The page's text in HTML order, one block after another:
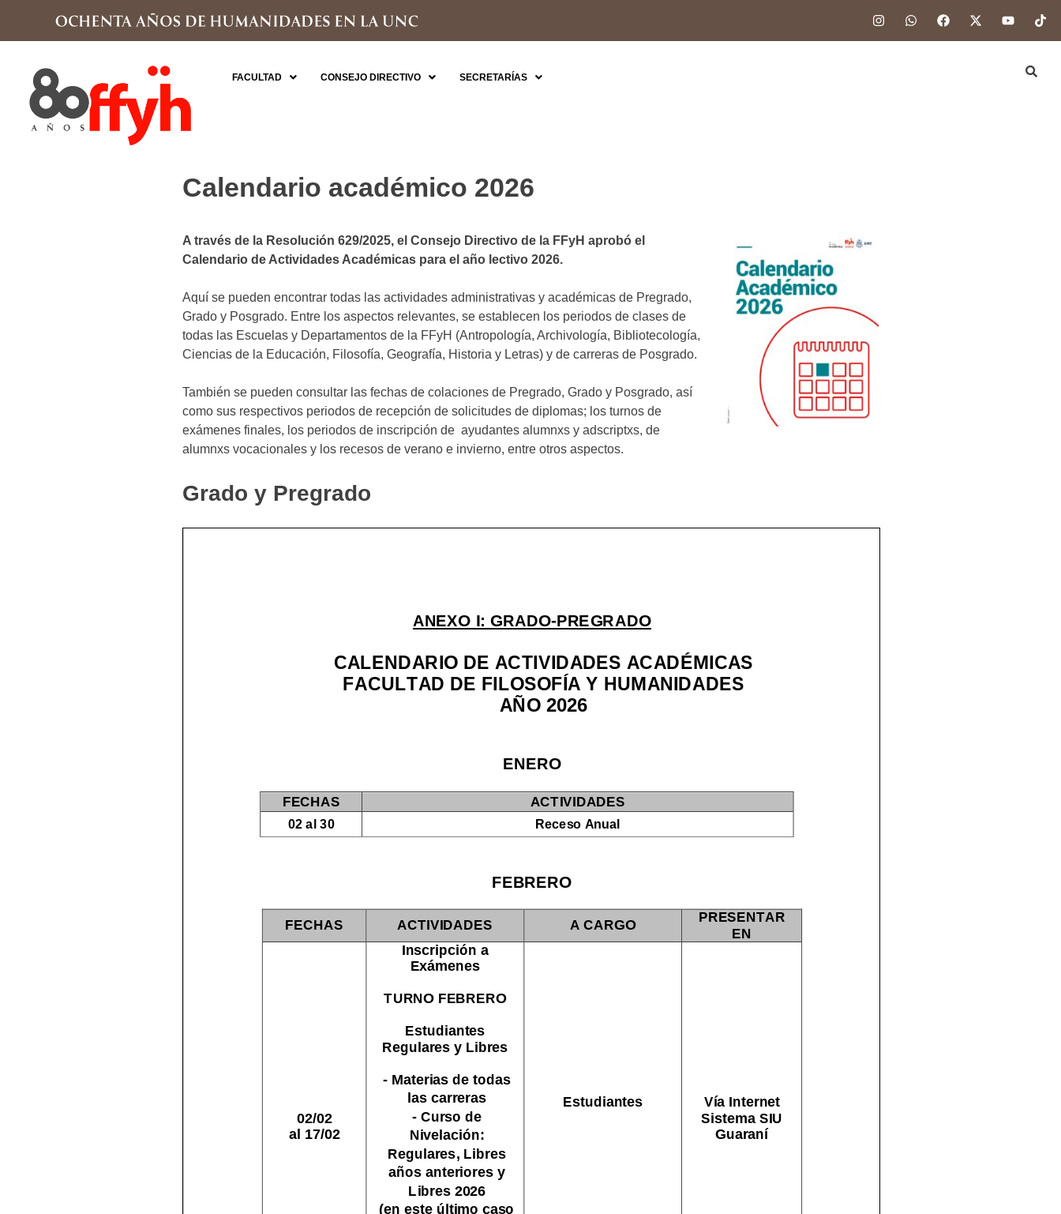
FACULTAD CONSEJO DIRECTIVO SECRETARÍAS
Calendario académico 2026
A través de la Resolución 629/2025, el Consejo Directivo de la FFyH aprobó el
Calendario de Actividades Académicas para el año lectivo 2026.
Aquí se pueden encontrar todas las actividades administrativas y académicas de Pregrado,
Grado y Posgrado. Entre los aspectos relevantes, se establecen los periodos de clases de
todas las Escuelas y Departamentos de la FFyH (Antropología, Archivología, Bibliotecología,
Ciencias de la Educación, Filosofía, Geografía, Historia y Letras) y de carreras de Posgrado.
También se pueden consultar las fechas de colaciones de Pregrado, Grado y Posgrado, así
como sus respectivos periodos de recepción de solicitudes de diplomas; los turnos de
exámenes finales, los periodos de inscripción de ayudantes alumnxs y adscriptxs, de
alumnxs vocacionales y los recesos de verano e invierno, entre otros aspectos.
Grado y Pregrado